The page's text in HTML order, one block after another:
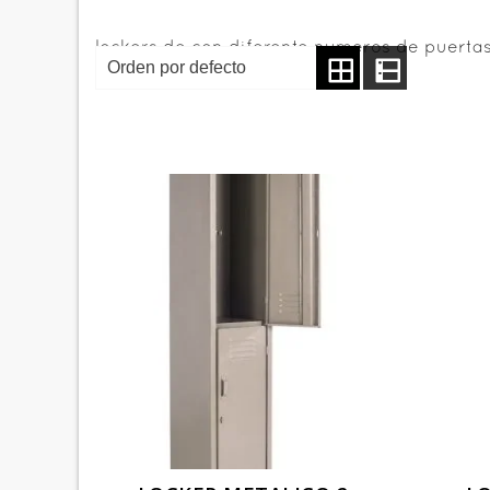
lockers de con diferente numeros de